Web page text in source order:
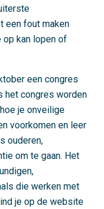
een fout maken
kan lopen of
een congres
het congres worden
je onveilige
voorkomen en leer
ouderen,
om te gaan. Het
die werken met
je op de website